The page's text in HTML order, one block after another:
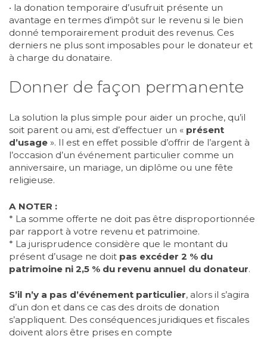
• la donation temporaire d’usufruit présente un
avantage en termes d’impôt sur le revenu si le bien
donné temporairement produit des revenus. Ces
derniers ne plus sont imposables pour le donateur et
à charge du donataire.
Donner de façon permanente
La solution la plus simple pour aider un proche, qu’il
soit parent ou ami, est d’effectuer un « présent
d’usage ». Il est en effet possible d’offrir de l’argent à
l’occasion d’un événement particulier comme un
anniversaire, un mariage, un diplôme ou une fête
religieuse.
A NOTER :
* La somme offerte ne doit pas être disproportionnée
par rapport à votre revenu et patrimoine.
* La jurisprudence considère que le montant du
présent d’usage ne doit pas excéder 2 % du
patrimoine ni 2,5 % du revenu annuel du donateur.
S’il n’y a pas d’événement particulier, alors il s’agira
d’un don et dans ce cas des droits de donation
s’appliquent. Des conséquences juridiques et fiscales
doivent alors être prises en compte